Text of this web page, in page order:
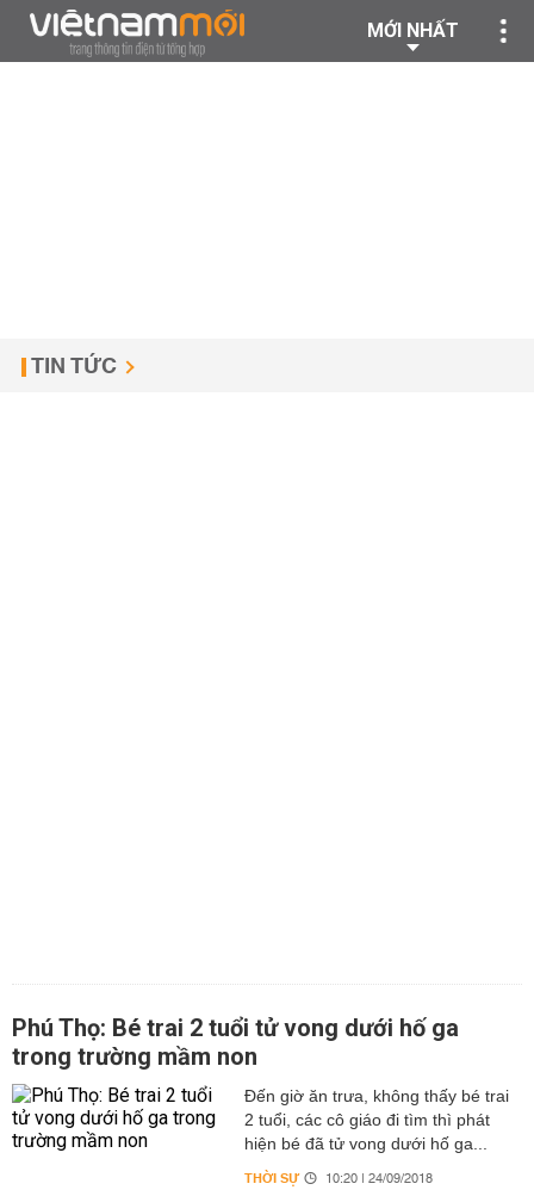
MỚI NHẤT
TIN TỨC
Phú Thọ: Bé trai 2 tuổi tử vong dưới hố ga
trong trường mầm non
Đến giờ ăn trưa, không thấy bé trai
2 tuổi, các cô giáo đi tìm thì phát
hiện bé đã tử vong dưới hố ga...
THỜI SỰ 10:20 | 24/09/2018